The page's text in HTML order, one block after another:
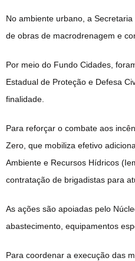
No ambiente urbano, a
de obras de macrodrenagem e
Por meio do Fundo Cidades,
Estadual de Proteção e Defesa
finalidade.
Para reforçar o combate aos
Zero, que mobiliza efetivo
Ambiente e Recursos Hídricos
contratação de brigadistas para
As ações são apoiadas pelo
abastecimento, equipamentos
Para coordenar a execução das